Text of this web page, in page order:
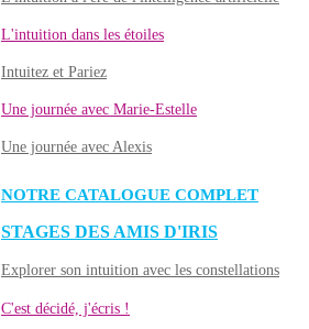
L'intuition dans les étoiles
Intuitez et Pariez
Une journée avec Marie-Estelle
Une journée avec Alexis
NOTRE CATALOGUE COMPLET
STAGES DES AMIS D'IRIS
Explorer son intuition avec les constellations
C'est décidé, j'écris !